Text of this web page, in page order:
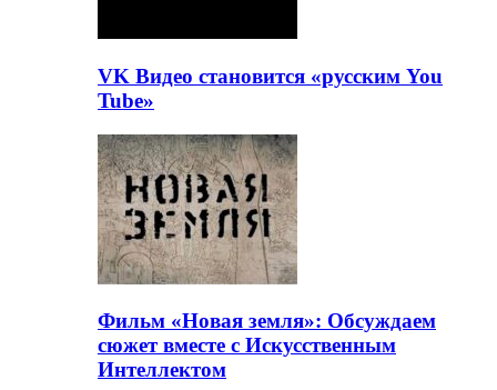
VK Видео становится «русским You
Tube»
Фильм «Новая земля»: Обсуждаем
сюжет вместе с Искусственным
Интеллектом